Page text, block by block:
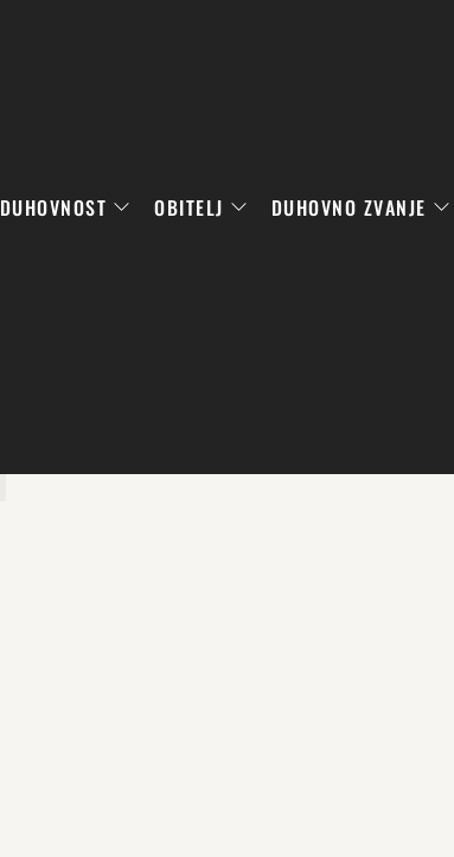
DUHOVNOST OBITELJ DUHOVNO ZVANJE